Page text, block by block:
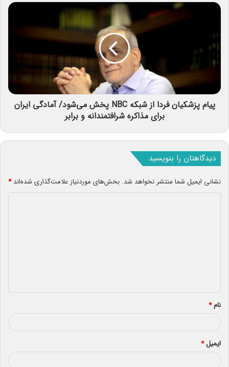
پیام پزشکیان فردا از شبکه NBC پخش می‌شود/ آمادگی ایران
برای مذاکره شرافتمندانه و برابر
دیدگاهتان را بنویسید
نشانی ایمیل شما منتشر نخواهد شد. بخش‌های موردنیاز علامت‌گذاری شده‌اند*
*
نام*
ایمیل*